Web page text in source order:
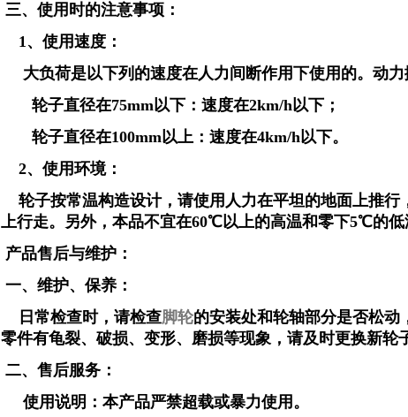
三、使用时的注意事项：
1、使用速度：
大负荷是以下列的速度在人力间断作用下使用的。动力
轮子直径在75mm以下：速度在2km/h以下；
轮子直径在100mm以上：速度在4km/h以下。
2、使用环境：
轮子按常温构造设计，请使用人力在平坦的地面上推行
上行走。另外，本品不宜在60℃以上的高温和零下5℃的低
产品售后与维护：
一、维护、保养：
日常检查时，请检查脚轮的安装处和轮轴部分是否松动
零件有龟裂、破损、变形、磨损等现象，请及时更换新轮
二、售后服务：
使用说明：本产品严禁超载或暴力使用。